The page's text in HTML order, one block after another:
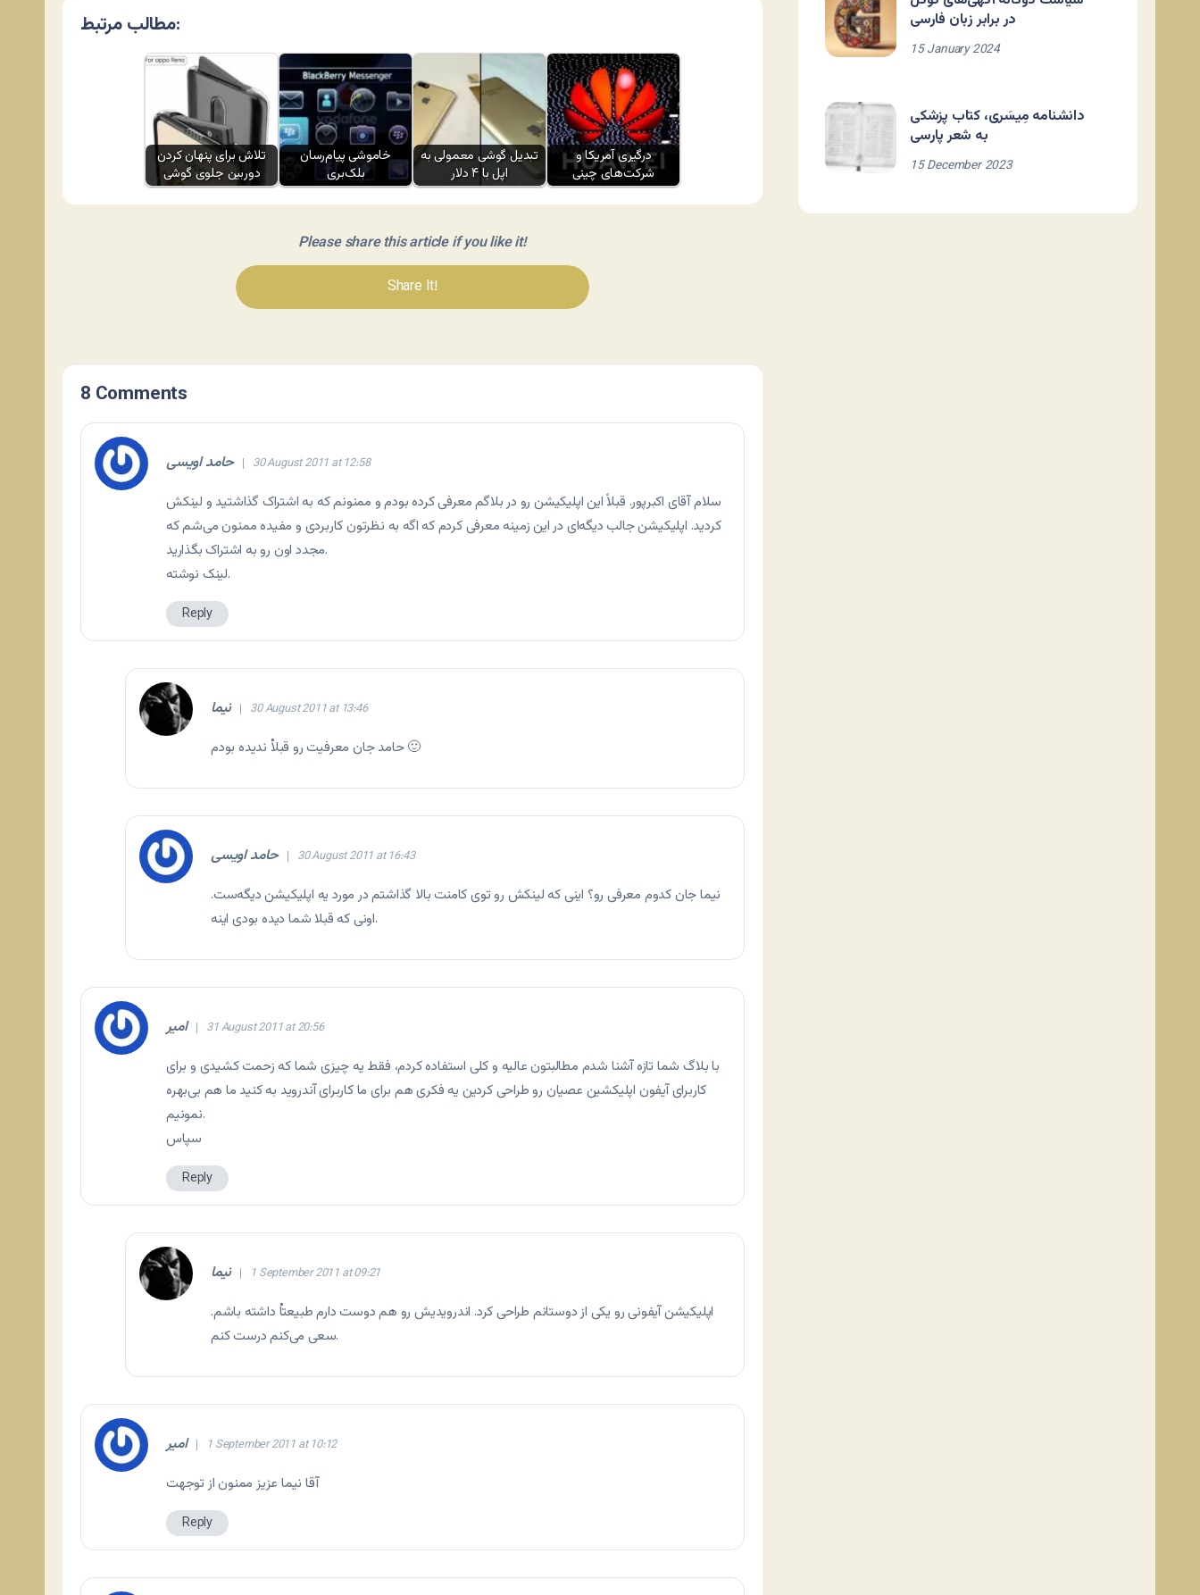
مطالب مرتبط:
تلاش برای پنهان کردن
دوربین جلوی گوشی
خاموشی پیام‌رسان
بلک‌بری
تبدیل گوشی معمولی به
اپل با ۴ دلار
درگیری آمریکا و
شرکت‌های چینی
Please share this article if you like it!
Share It!
8 Comments
حامد اویسی 30 August 2011 at 12:58
سلام آقای اکبرپور. قبلاً این اپلیکیشن رو در بلاگم معرفی کرده بودم و ممنونم که به اشتراک گذاشتید و لینکش
کردید. اپلیکیشن جالب دیگه‌ای در این زمینه معرفی کردم که اگه به نظرتون کاربردی و مفیده ممنون می‌شم که
مجدد اون رو به اشتراک بگذارید.
لینکنوشته.
Reply
نیما 30 August 2011 at 13:46
حامد جان معرفیت رو قبلاْ ندیده بودم 🙂
حامد اویسی 30 August 2011 at 16:43
نیما جان کدوم معرفی رو؟ اینی که لینکش رو توی کامنت بالا گذاشتم در مورد یه اپلیکیشن دیگه‌ست.
اونی که قبلا شما دیده بودی اینه .
امیر 31 August 2011 at 20:56
با بلاگ شما تازه آشنا شدم مطالبتون عالیه و کلی استفاده کردم، فقط یه چیزی شما که زحمت کشیدی و برای
کاربرای آیفون اپلیکشین عصیان رو طراحی کردین یه فکری هم برای ما کاربرای آندروید به کنید ما هم بی‌بهره
نمونیم.
سپاس
Reply
نیما 1 September 2011 at 09:21
اپلیکیشن آیفونی رو یکی از دوستانم طراحی کرد. اندرویدیش رو هم دوست دارم طبیعتاْ داشته باشم.
سعی می‌کنم درست کنم.
امیر 1 September 2011 at 10:12
آقا نیما عزیز ممنون از توجهت
Reply
در برابر زبان فارسی
15 January 2024
دانشنامه مِیسَری، کتاب پزشکی
به شعر پارسی
15 December 2023